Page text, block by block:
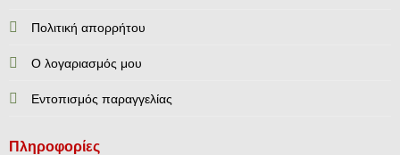
Πολιτική απορρήτου
Ο λογαριασμός μου
Εντοπισμός παραγγελίας
Πληροφορίες